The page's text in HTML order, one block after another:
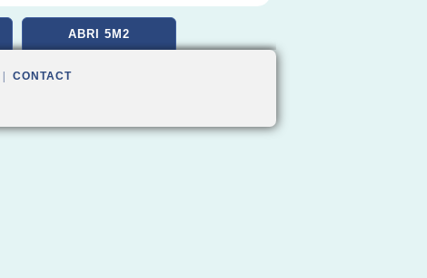
ABRI 5M2
CONTACT